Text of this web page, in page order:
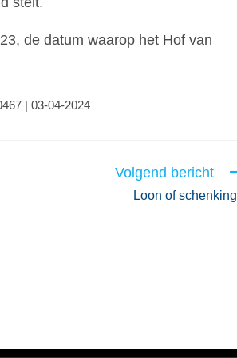
de datum waarop het Hof van
| 03-04-2024
Volgend bericht
Loon of